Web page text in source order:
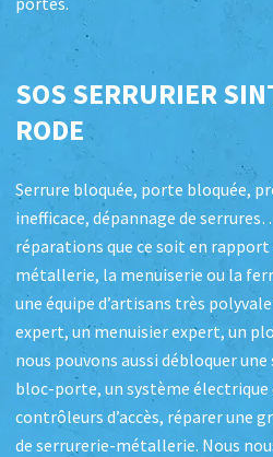
SOS SERRURIER
RODE
Serrure bloquée, porte bloquée,
inefficace, dépannage de
réparations que ce soit en rapport
métallerie, la menuiserie ou la
une équipe d’artisans très
expert, un menuisier expert, un
nous pouvons aussi débloquer
bloc-porte, un système électrique
contrôleurs d’accès, réparer une
de serrurerie-métallerie. Nous